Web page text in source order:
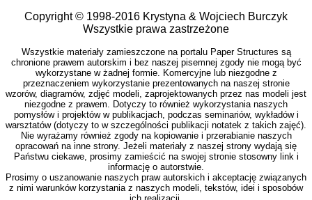
Copyright © 1998-2016 Krystyna & Wojciech Burczyk
Wszystkie prawa zastrzeżone
Wszystkie materiały zamieszczone na portalu Paper Structures są
chronione prawem autorskim i bez naszej pisemnej zgody nie mogą być
wykorzystane w żadnej formie. Komercyjne lub niezgodne z
przeznaczeniem wykorzystanie prezentowanych na naszej stronie
wzorów, diagramów, zdjęć modeli, zaprojektowanych przez nas modeli jest
niezgodne z prawem. Dotyczy to również wykorzystania naszych
pomysłów i projektów w publikacjach, podczas seminariów, wykładów i
warsztatów (dotyczy to w szczególności publikacji notatek z takich zajęć).
Nie wyrażamy również zgody na kopiowanie i przerabianie naszych
opracowań na inne strony. Jeżeli materiały z naszej strony wydają się
Państwu ciekawe, prosimy zamieścić na swojej stronie stosowny link i
informację o autorstwie.
Prosimy o uszanowanie naszych praw autorskich i akceptację związanych
z nimi warunków korzystania z naszych modeli, tekstów, idei i sposobów